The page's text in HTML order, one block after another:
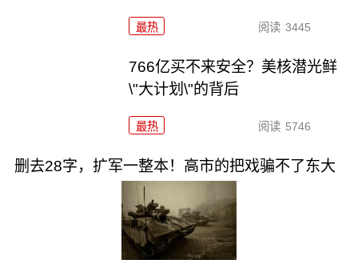
最热 阅读 3445
766亿买不来安全？美核潜光鲜
\"大计划\"的背后
最热 阅读 5746
删去28字，扩军一整本！高市的把戏骗不了东大